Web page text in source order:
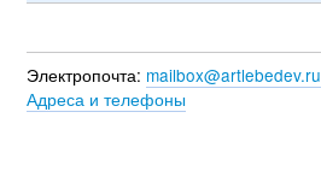
Электропочта: mailbox@artlebedev.ru
Адреса и телефоны